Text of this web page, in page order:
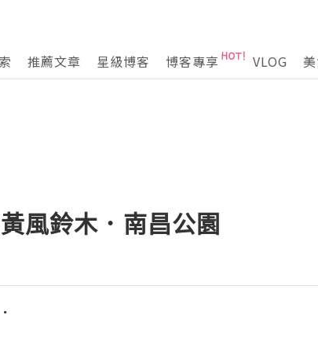
推薦文章 星級博客 博客專享 VLOG
風鈴木．南昌公園